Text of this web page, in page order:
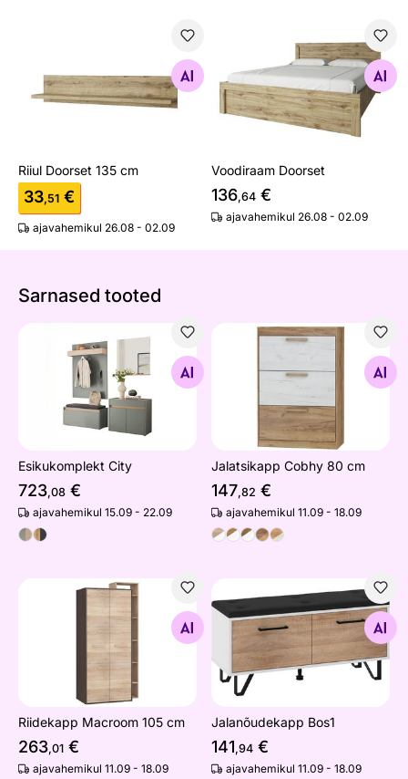
Otsi sarnaseid
Riiul Doorset 135 cm
33,51 €
ajavahemikul 26.08 - 02.09
Voodiraam Doorset
Otsi sarnaseid
Voodiraam Doorset
136,64 €
ajavahemikul 26.08 - 02.09
Sarnased tooted
Esikukomplekt City
Otsi sarnaseid
Esikukomplekt City
723,08 €
ajavahemikul 15.09 - 22.09
Jalatsikapp Cobhy 80 cm
Otsi sarnaseid
Jalatsikapp Cobhy 80 cm
147,82 €
ajavahemikul 11.09 - 18.09
Riidekapp Macroom 105 cm
Otsi sarnaseid
Riidekapp Macroom 105 cm
263,01 €
ajavahemikul 11.09 - 18.09
Jalanõudekapp Bos1
Otsi sarnaseid
Jalanõudekapp Bos1
141,94 €
ajavahemikul 11.09 - 18.09